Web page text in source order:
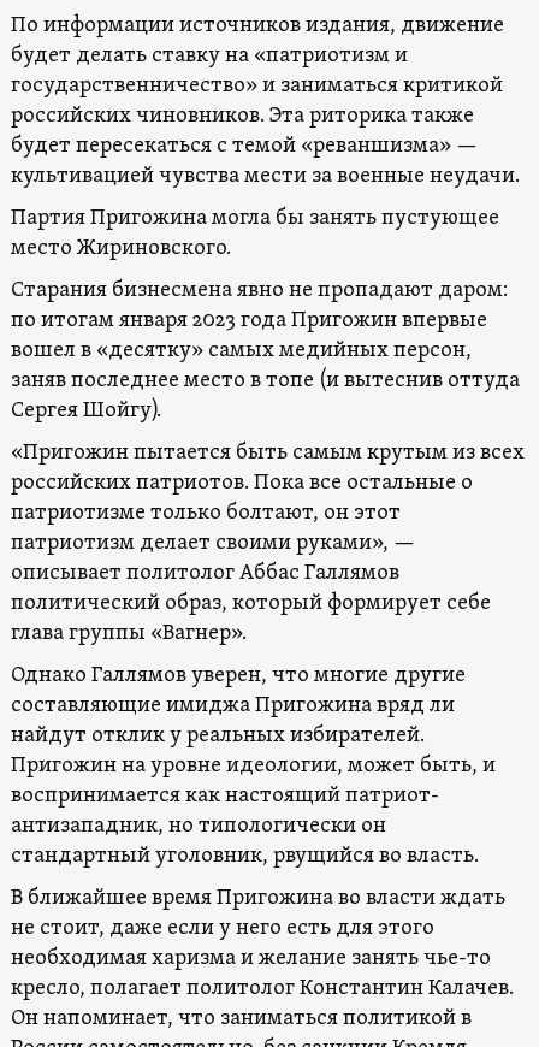
По информации источников издания, движение
будет делать ставку на «патриотизм и
государственничество» и заниматься критикой
российских чиновников. Эта риторика также
будет пересекаться с темой «реваншизма» —
культивацией чувства мести за военные неудачи.
Партия Пригожина могла бы занять пустующее
место Жириновского.
Старания бизнесмена явно не пропадают даром:
по итогам января 2023 года Пригожин впервые
вошел в «десятку» самых медийных персон,
заняв последнее место в топе (и вытеснив оттуда
Сергея Шойгу).
«Пригожин пытается быть самым крутым из всех
российских патриотов. Пока все остальные о
патриотизме только болтают, он этот
патриотизм делает своими руками», —
описывает политолог Аббас Галлямов
политический образ, который формирует себе
глава группы «Вагнер».
Однако Галлямов уверен, что многие другие
составляющие имиджа Пригожина вряд ли
найдут отклик у реальных избирателей.
Пригожин на уровне идеологии, может быть, и
воспринимается как настоящий патриот-
антизападник, но типологически он
стандартный уголовник, рвущийся во власть.
В ближайшее время Пригожина во власти ждать
не стоит, даже если у него есть для этого
необходимая харизма и желание занять чье-то
кресло, полагает политолог Константин Калачев.
Он напоминает, что заниматься политикой в